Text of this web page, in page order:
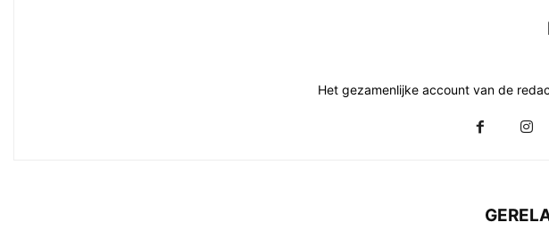
Het gezamenlijke account van de